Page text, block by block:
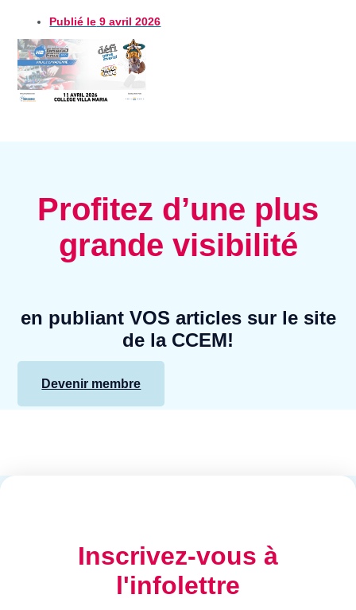
Publié le 9 avril 2026
Profitez d’une plus
grande visibilité
en publiant VOS articles sur le site
de la CCEM!
Devenir membre
Inscrivez-vous à
l'infolettre